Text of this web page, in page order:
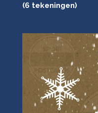
(6 tekeningen)